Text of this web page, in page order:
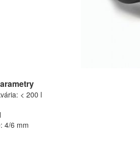
< 200 l
4/6 mm